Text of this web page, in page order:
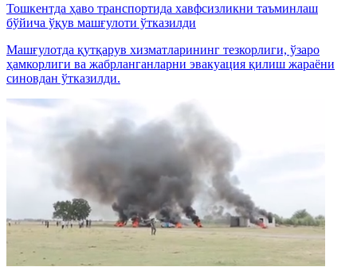
Тошкентда ҳаво транспортида хавфсизликни таъминлаш
бўйича ўқув машғулоти ўтказилди
Машғулотда қутқарув хизматларининг тезкорлиги, ўзаро
ҳамкорлиги ва жабрланганларни эвакуация қилиш жараёни
синовдан ўтказилди.